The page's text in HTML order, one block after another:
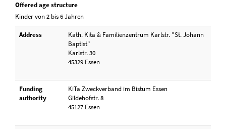
Offered age structure
Kinder von 2 bis 6 Jahren
Address
Kath. Kita & Familienzentrum Karlstr. "St. Johann
Baptist"
Karlstr. 30
45329 Essen
Funding
authority
KiTa Zweckverband im Bistum Essen
Gildehofstr. 8
45127 Essen